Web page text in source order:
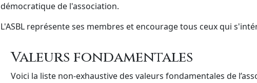
démocratique de l'association.
L'ASBL représente ses membres et encourage tous ceux qui
Valeurs fondamentales
Voici la liste non-exhaustive des valeurs fondamentales de